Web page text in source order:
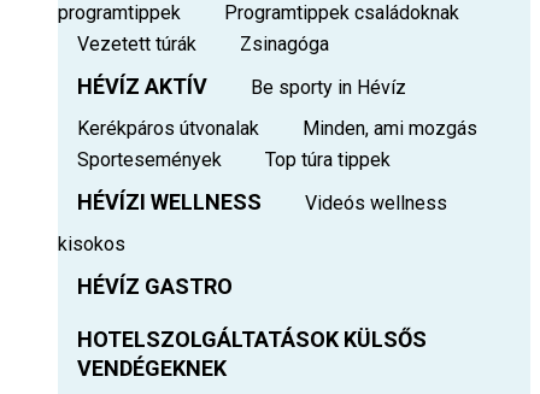
programtippek
Programtippek családoknak
Vezetett túrák
Zsinagóga
HÉVÍZ AKTÍV
Be sporty in Hévíz
Kerékpáros útvonalak
Minden, ami mozgás
Sportesemények
Top túra tippek
HÉVÍZI WELLNESS
Videós wellness
kisokos
HÉVÍZ GASTRO
HOTELSZOLGÁLTATÁSOK KÜLSŐS
VENDÉGEKNEK